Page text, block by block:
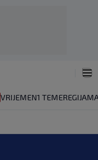
VRIJEMEN1 TEMEREGIJA